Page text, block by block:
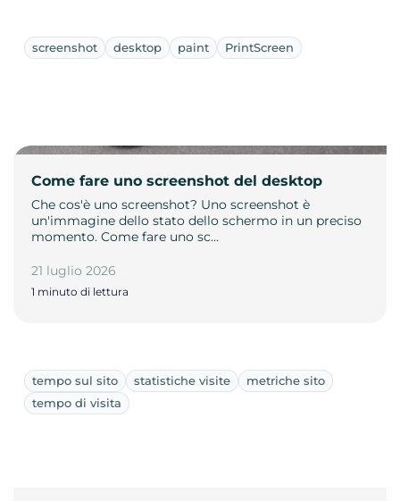
screenshot desktop paint PrintScreen
Come fare uno screenshot del desktop
Che cos'è uno screenshot? Uno screenshot è
un'immagine dello stato dello schermo in un preciso
momento. Come fare uno sc…
21 luglio 2026
1 minuto di lettura
tempo sul sito statistiche visite
metriche sito
tempo di visita